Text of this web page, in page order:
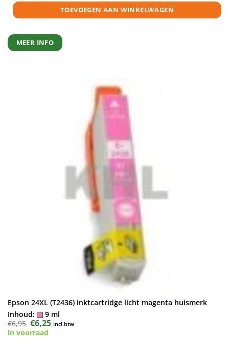
TOEVOEGEN AAN WINKELWAGEN
MEER INFO
Epson 24XL (T2436) inktcartridge licht magenta huismerk
Inhoud:
9 ml
€6,95 Oorspronkelijke
prijs
was:
€6,25Huidige
prijs
incl.btw
in voorraad